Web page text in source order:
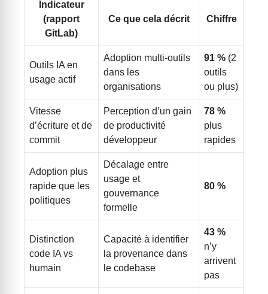
Indicateur
(rapport
GitLab)
Ce que cela décrit Chiffre
Outils IA en
usage actif
Adoption multi-outils
dans les
organisations
91 % (2
outils
ou plus)
Vitesse
d’écriture et de
commit
Perception d’un gain
de productivité
développeur
78 %
plus
rapides
Adoption plus
rapide que les
politiques
Décalage entre
usage et
gouvernance
formelle
80 %
Distinction
code IA vs
humain
Capacité à identifier
la provenance dans
le codebase
43 %
n’y
arrivent
pas